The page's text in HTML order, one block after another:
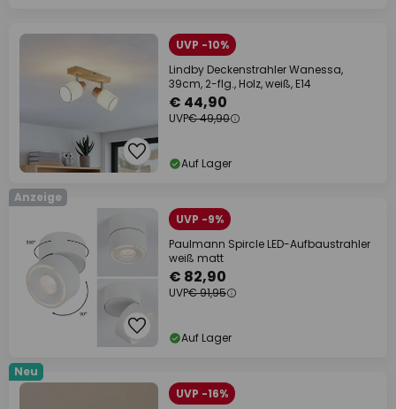
UVP -10%
Lindby Deckenstrahler Wanessa,
39cm, 2-flg., Holz, weiß, E14
€ 44,90
UVP€ 49,90
Auf Lager
Anzeige
UVP -9%
Paulmann Spircle LED-Aufbaustrahler
weiß matt
€ 82,90
UVP€ 91,95
Auf Lager
Neu
UVP -16%